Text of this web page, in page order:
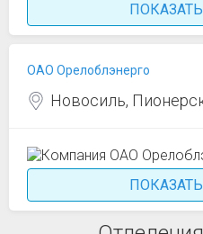
ОАО Орелоблэнерго
Новосиль,